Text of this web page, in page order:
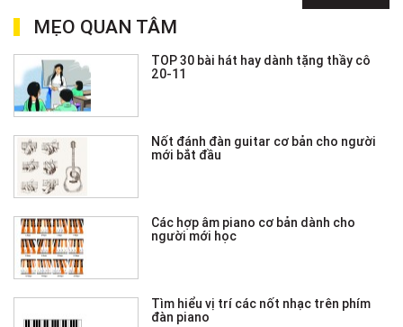
MẸO QUAN TÂM
TOP 30 bài hát hay dành tặng thầy cô
20-11
Nốt đánh đàn guitar cơ bản cho người
mới bắt đầu
Các hợp âm piano cơ bản dành cho
người mới học
Tìm hiểu vị trí các nốt nhạc trên phím
đàn piano